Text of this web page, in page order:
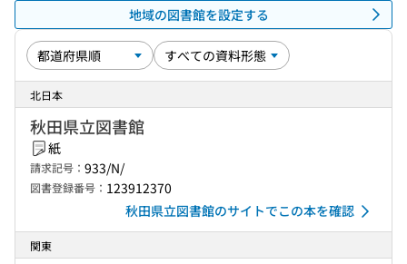
地域の図書館を設定する
北日本
秋田県立図書館
紙
請求記号： 933/N/
図書登録番号： 123912370
秋田県立図書館のサイトでこの本を確認
関東